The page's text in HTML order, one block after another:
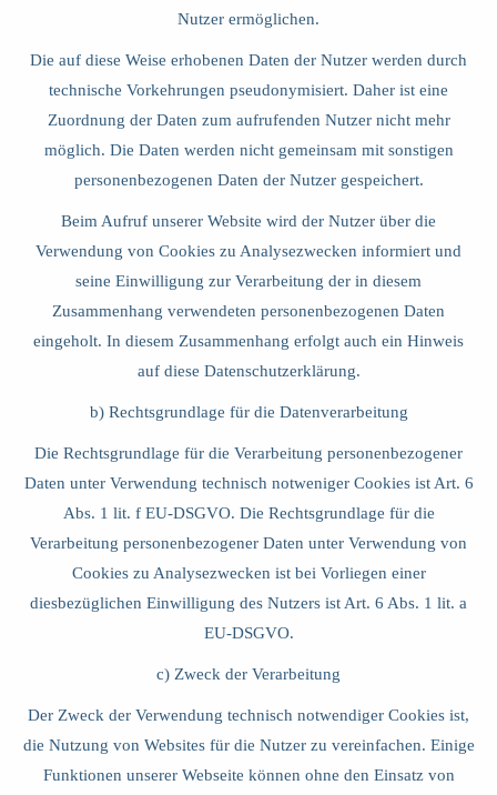
Nutzer ermöglichen.
Die auf diese Weise erhobenen Daten der Nutzer werden durch
technische Vorkehrungen pseudonymisiert. Daher ist eine
Zuordnung der Daten zum aufrufenden Nutzer nicht mehr
möglich. Die Daten werden nicht gemeinsam mit sonstigen
personenbezogenen Daten der Nutzer gespeichert.
Beim Aufruf unserer Website wird der Nutzer über die
Verwendung von Cookies zu Analysezwecken informiert und
seine Einwilligung zur Verarbeitung der in diesem
Zusammenhang verwendeten personenbezogenen Daten
eingeholt. In diesem Zusammenhang erfolgt auch ein Hinweis
auf diese Datenschutzerklärung.
b) Rechtsgrundlage für die Datenverarbeitung
Die Rechtsgrundlage für die Verarbeitung personenbezogener
Daten unter Verwendung technisch notweniger Cookies ist Art. 6
Abs. 1 lit. f EU-DSGVO. Die Rechtsgrundlage für die
Verarbeitung personenbezogener Daten unter Verwendung von
Cookies zu Analysezwecken ist bei Vorliegen einer
diesbezüglichen Einwilligung des Nutzers ist Art. 6 Abs. 1 lit. a
EU-DSGVO.
c) Zweck der Verarbeitung
Der Zweck der Verwendung technisch notwendiger Cookies ist,
die Nutzung von Websites für die Nutzer zu vereinfachen. Einige
Funktionen unserer Webseite können ohne den Einsatz von